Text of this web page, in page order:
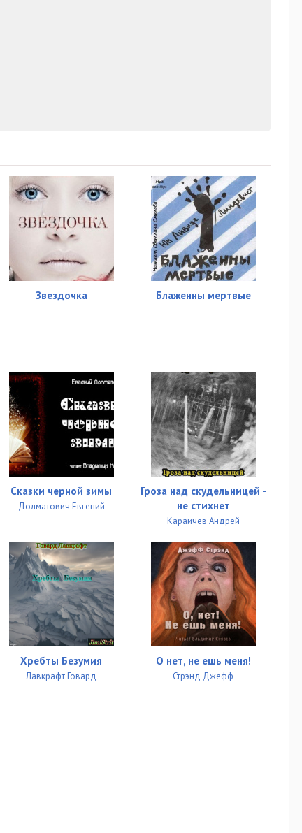
Звездочка Блаженны мертвые
Сказки черной зимы
Долматович Евгений
Гроза над скудельницей -
не стихнет
Караичев Андрей
Хребты Безумия
Лавкрафт Говард
О нет, не ешь меня!
Стрэнд Джефф